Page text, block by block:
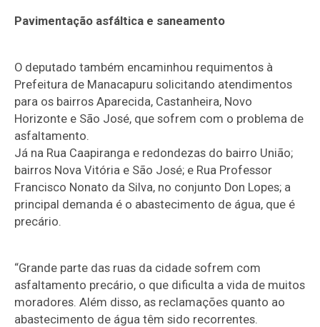
Pavimentação asfáltica e saneamento
O deputado também encaminhou requimentos à
Prefeitura de Manacapuru solicitando atendimentos
para os bairros Aparecida, Castanheira, Novo
Horizonte e São José, que sofrem com o problema de
asfaltamento.
Já na Rua Caapiranga e redondezas do bairro União;
bairros Nova Vitória e São José; e Rua Professor
Francisco Nonato da Silva, no conjunto Don Lopes; a
principal demanda é o abastecimento de água, que é
precário.
“Grande parte das ruas da cidade sofrem com
asfaltamento precário, o que dificulta a vida de muitos
moradores. Além disso, as reclamações quanto ao
abastecimento de água têm sido recorrentes.